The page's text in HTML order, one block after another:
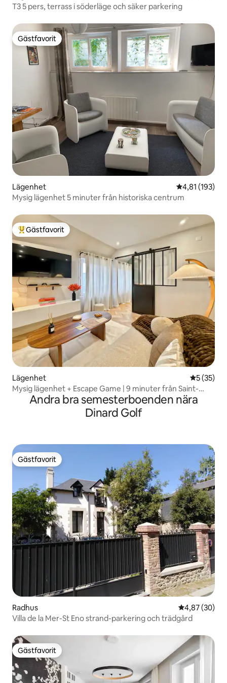
T3 5 pers, terrass i söderläge och säker parkering
Gästfavorit
Gästfavorit
Lägenhet 4,81 av 5 i
4,81 (193)
Mysig lägenhet 5 minuter från historiska centrum
Populär gästfavorit
Gästfavorit
Lägenhet 5 av 5 i
5 (35)
Mysig lägenhet + Escape Game | 9 minuter från Saint-
Andra bra semesterboenden nära
Dinard Golf
Gästfavorit
Gästfavorit
Radhus 4,87 av 5 i
4,87 (30)
Villa de la Mer-St Eno strand-parkering och trädgård
Gästfavorit
Gästfavorit